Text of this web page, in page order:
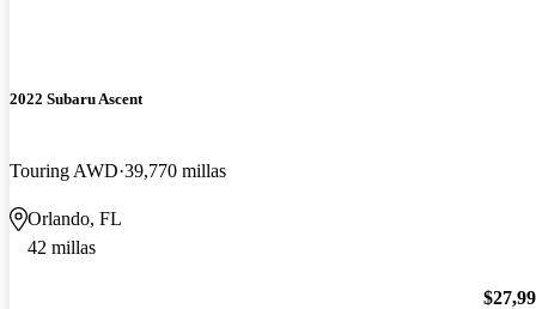
2022 Subaru Ascent
Touring AWD 39,770 millas
Orlando, FL
42 millas